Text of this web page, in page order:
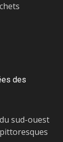
des
sud-ouest